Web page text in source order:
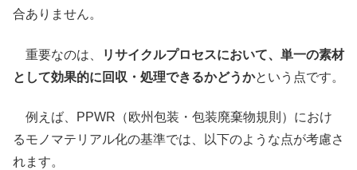
合ありません。
重要なのは、
リサイクルプロセスにおいて、単一の素材
として効果的に回収・処理できるかどうかという点です。
例えば、PPWR（欧州包装・包装廃棄物規則）におけ
るモノマテリアル化の基準では、以下のような点が考慮さ
れます。